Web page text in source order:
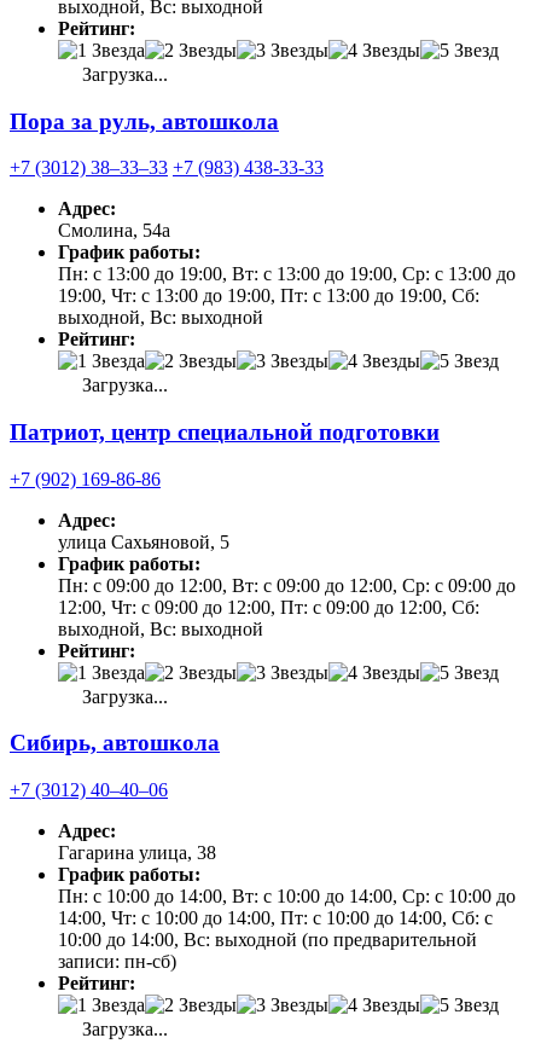
выходной, Вс: выходной
Рейтинг:
Загрузка...
Пора за руль, автошкола
+7 (3012) 38‒33‒33 +7 (983) 438-33-33
Адрес:
Смолина, 54а
График работы:
Пн: с 13:00 до 19:00, Вт: с 13:00 до 19:00, Ср: с 13:00 до
19:00, Чт: с 13:00 до 19:00, Пт: с 13:00 до 19:00, Сб:
выходной, Вс: выходной
Рейтинг:
Загрузка...
Патриот, центр специальной подготовки
+7 (902) 169-86-86
Адрес:
улица Сахьяновой, 5
График работы:
Пн: с 09:00 до 12:00, Вт: с 09:00 до 12:00, Ср: с 09:00 до
12:00, Чт: с 09:00 до 12:00, Пт: с 09:00 до 12:00, Сб:
выходной, Вс: выходной
Рейтинг:
Загрузка...
Сибирь, автошкола
+7 (3012) 40‒40‒06
Адрес:
Гагарина улица, 38
График работы:
Пн: с 10:00 до 14:00, Вт: с 10:00 до 14:00, Ср: с 10:00 до
14:00, Чт: с 10:00 до 14:00, Пт: с 10:00 до 14:00, Сб: с
10:00 до 14:00, Вс: выходной (по предварительной
записи: пн-сб)
Рейтинг:
Загрузка...